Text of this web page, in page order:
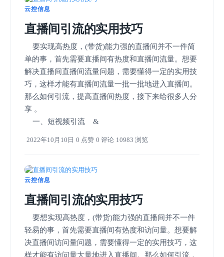
云控信息
直播间引流的实用技巧
要实现高热度，(带货)能力强的直播间并不一件简
单的事，首先需要直播间有热度和直播间流量。想要
解决直播间直播间流量问题，需要懂得一定的实用技
巧，这样才能有直播间流量一批一批地进入直播间。
那么如何引流，提高直播间热度，接下来给很多人分
享 。
一、短视频引流 &
2022年10月10日 0 点赞 0 评论 10983 浏览
云控信息
直播间引流的实用技巧
要想实现高热度，(带货)能力强的直播间并不一件
轻易的事，首先需要直播间有热度和访问量。想要解
决直播间访问量问题，需要懂得一定的实用技巧，这
样才能有访问量大量地进入直播间。那么如何引流，